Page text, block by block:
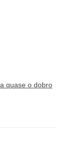
quase o dobro